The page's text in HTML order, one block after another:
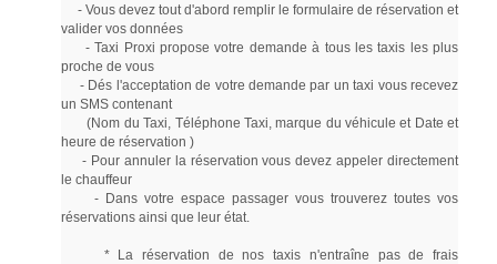
- Vous devez tout d'abord remplir le formulaire de réservation et
valider vos données
- Taxi Proxi propose votre demande à tous les taxis les plus
proche de vous
- Dés l'acceptation de votre demande par un taxi vous recevez
un SMS contenant
(Nom du Taxi, Téléphone Taxi, marque du véhicule et Date et
heure de réservation )
- Pour annuler la réservation vous devez appeler directement
le chauffeur
- Dans votre espace passager vous trouverez toutes vos
réservations ainsi que leur état.
* La réservation de nos taxis n'entraîne pas de frais